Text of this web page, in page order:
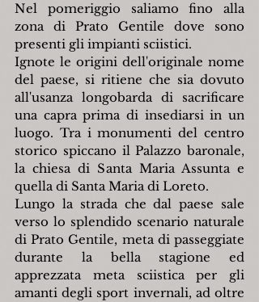
Nel pomeriggio saliamo fino alla
zona di Prato Gentile dove sono
presenti gli impianti sciistici.
Ignote le origini dell'originale nome
del paese, si ritiene che sia dovuto
all'usanza longobarda di sacrificare
una capra prima di insediarsi in un
luogo. Tra i monumenti del centro
storico spiccano il Palazzo baronale,
la chiesa di Santa Maria Assunta e
quella di Santa Maria di Loreto.
Lungo la strada che dal paese sale
verso lo splendido scenario naturale
di Prato Gentile, meta di passeggiate
durante la bella stagione ed
apprezzata meta sciistica per gli
amanti degli sport invernali, ad oltre